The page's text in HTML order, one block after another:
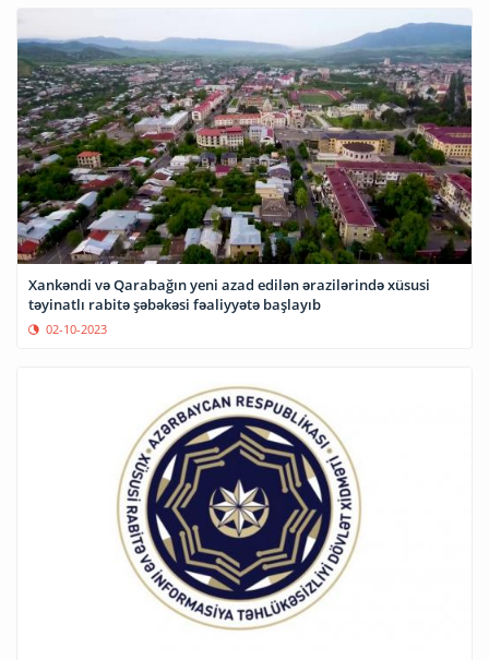
Xankəndi və Qarabağın yeni azad edilən ərazilərində xüsusi
təyinatlı rabitə şəbəkəsi fəaliyyətə başlayıb
02-10-2023